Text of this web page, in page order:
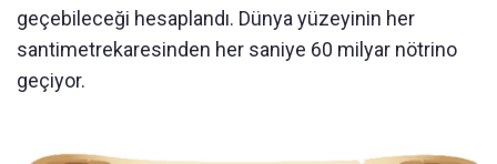
geçebileceği hesaplandı. Dünya yüzeyinin her
santimetrekaresinden her saniye 60 milyar nötrino
geçiyor.